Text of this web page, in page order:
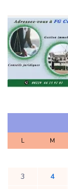
L M
3
4